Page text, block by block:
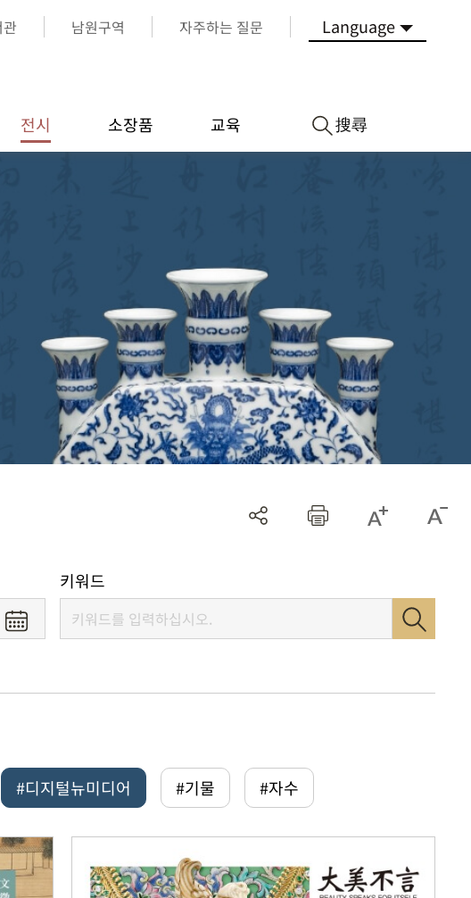
남원구역 자주하는 질문 Language
전시 소장품 교육 搜尋
키워드
#디지털뉴미디어 #기물 #자수